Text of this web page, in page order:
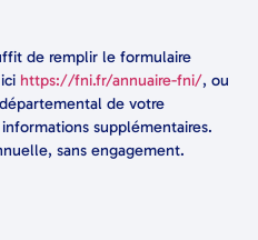
de remplir le formulaire
https://fni.fr/annuaire-fni/, ou
de votre
supplémentaires.
sans engagement.